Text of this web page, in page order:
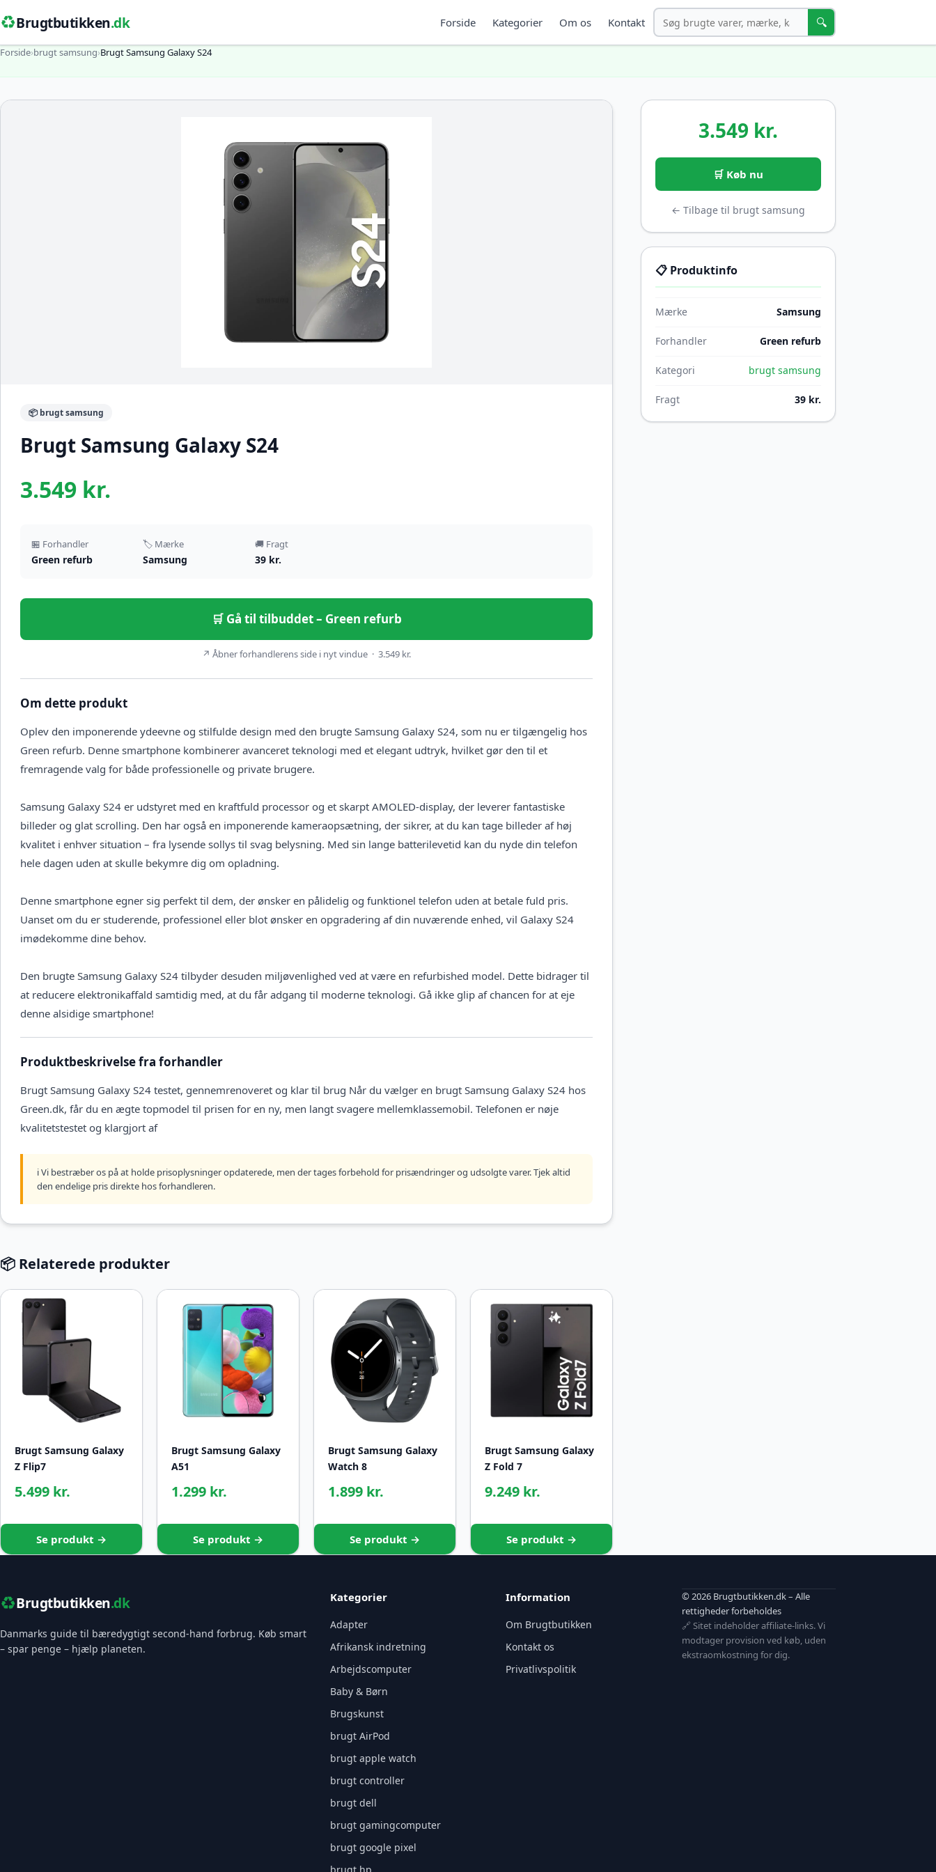
♻️Brugtbutikken.dk Forside Kategorier Om os Kontakt Søg 🔍
Forside›brugt samsung›Brugt Samsung Galaxy S24
📦 brugt samsung
Brugt Samsung Galaxy S24
3.549 kr.
🏪 Forhandler
Green refurb
🏷️ Mærke
Samsung
🚚 Fragt
39 kr.
🛒 Gå til tilbuddet – Green refurb
↗ Åbner forhandlerens side i nyt vindue · 3.549 kr.
Om dette produkt
Oplev den imponerende ydeevne og stilfulde design med den brugte Samsung Galaxy S24, som nu er tilgængelig hos
Green refurb. Denne smartphone kombinerer avanceret teknologi med et elegant udtryk, hvilket gør den til et
fremragende valg for både professionelle og private brugere.
Samsung Galaxy S24 er udstyret med en kraftfuld processor og et skarpt AMOLED-display, der leverer fantastiske
billeder og glat scrolling. Den har også en imponerende kameraopsætning, der sikrer, at du kan tage billeder af høj
kvalitet i enhver situation – fra lysende sollys til svag belysning. Med sin lange batterilevetid kan du nyde din telefon
hele dagen uden at skulle bekymre dig om opladning.
Denne smartphone egner sig perfekt til dem, der ønsker en pålidelig og funktionel telefon uden at betale fuld pris.
Uanset om du er studerende, professionel eller blot ønsker en opgradering af din nuværende enhed, vil Galaxy S24
imødekomme dine behov.
Den brugte Samsung Galaxy S24 tilbyder desuden miljøvenlighed ved at være en refurbished model. Dette bidrager til
at reducere elektronikaffald samtidig med, at du får adgang til moderne teknologi. Gå ikke glip af chancen for at eje
denne alsidige smartphone!
Produktbeskrivelse fra forhandler
Brugt Samsung Galaxy S24 testet, gennemrenoveret og klar til brug Når du vælger en brugt Samsung Galaxy S24 hos
Green.dk, får du en ægte topmodel til prisen for en ny, men langt svagere mellemklassemobil. Telefonen er nøje
kvalitetstestet og klargjort af
ℹ️ Vi bestræber os på at holde prisoplysninger opdaterede, men der tages forbehold for prisændringer og udsolgte varer. Tjek altid
den endelige pris direkte hos forhandleren.
📦 Relaterede produkter
Brugt Samsung Galaxy
Z Flip7
5.499 kr.
Se produkt →
Brugt Samsung Galaxy
A51
1.299 kr.
Se produkt →
Brugt Samsung Galaxy
Watch 8
1.899 kr.
Se produkt →
Brugt Samsung Galaxy
Z Fold 7
9.249 kr.
Se produkt →
3.549 kr.
🛒 Køb nu
← Tilbage til brugt samsung
📋 Produktinfo
Mærke Samsung
Forhandler Green refurb
Kategori brugt samsung
Fragt 39 kr.
♻️Brugtbutikken.dk
Danmarks guide til bæredygtigt second-hand forbrug. Køb smart
– spar penge – hjælp planeten.
Kategorier
Adapter
Afrikansk indretning
Arbejdscomputer
Baby & Børn
Brugskunst
brugt AirPod
brugt apple watch
brugt controller
brugt dell
brugt gamingcomputer
brugt google pixel
brugt hp
Information
Om Brugtbutikken
Kontakt os
Privatlivspolitik
© 2026 Brugtbutikken.dk – Alle
rettigheder forbeholdes
🔗 Sitet indeholder affiliate-links. Vi
modtager provision ved køb, uden
ekstraomkostning for dig.